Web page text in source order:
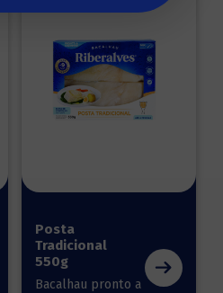
Posta
Tradicional
550g
Bacalhau pronto a